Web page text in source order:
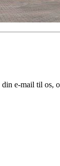
e-mail til os,